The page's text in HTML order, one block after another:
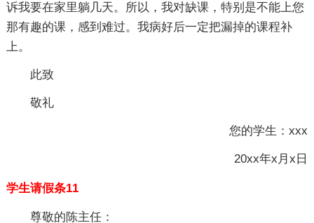
诉我要在家里躺几天。所以，我对缺课，特别是不能上您
那有趣的课，感到难过。我病好后一定把漏掉的课程补
上。
此致
敬礼
您的学生：xxx
20xx年x月x日
学生请假条11
尊敬的陈主任：